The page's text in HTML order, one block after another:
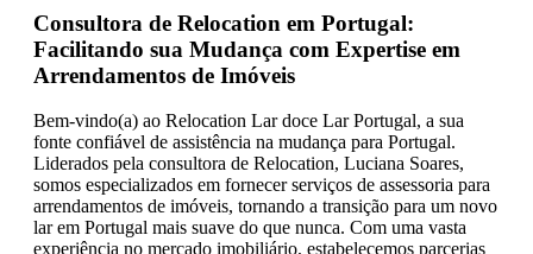
Consultora de Relocation em Portugal:
Facilitando sua Mudança com Expertise em
Arrendamentos de Imóveis
Bem-vindo(a) ao Relocation Lar doce Lar Portugal, a sua
fonte confiável de assistência na mudança para Portugal.
Liderados pela consultora de Relocation, Luciana Soares,
somos especializados em fornecer serviços de assessoria para
arrendamentos de imóveis, tornando a transição para um novo
lar em Portugal mais suave do que nunca. Com uma vasta
experiência no mercado imobiliário, estabelecemos parcerias